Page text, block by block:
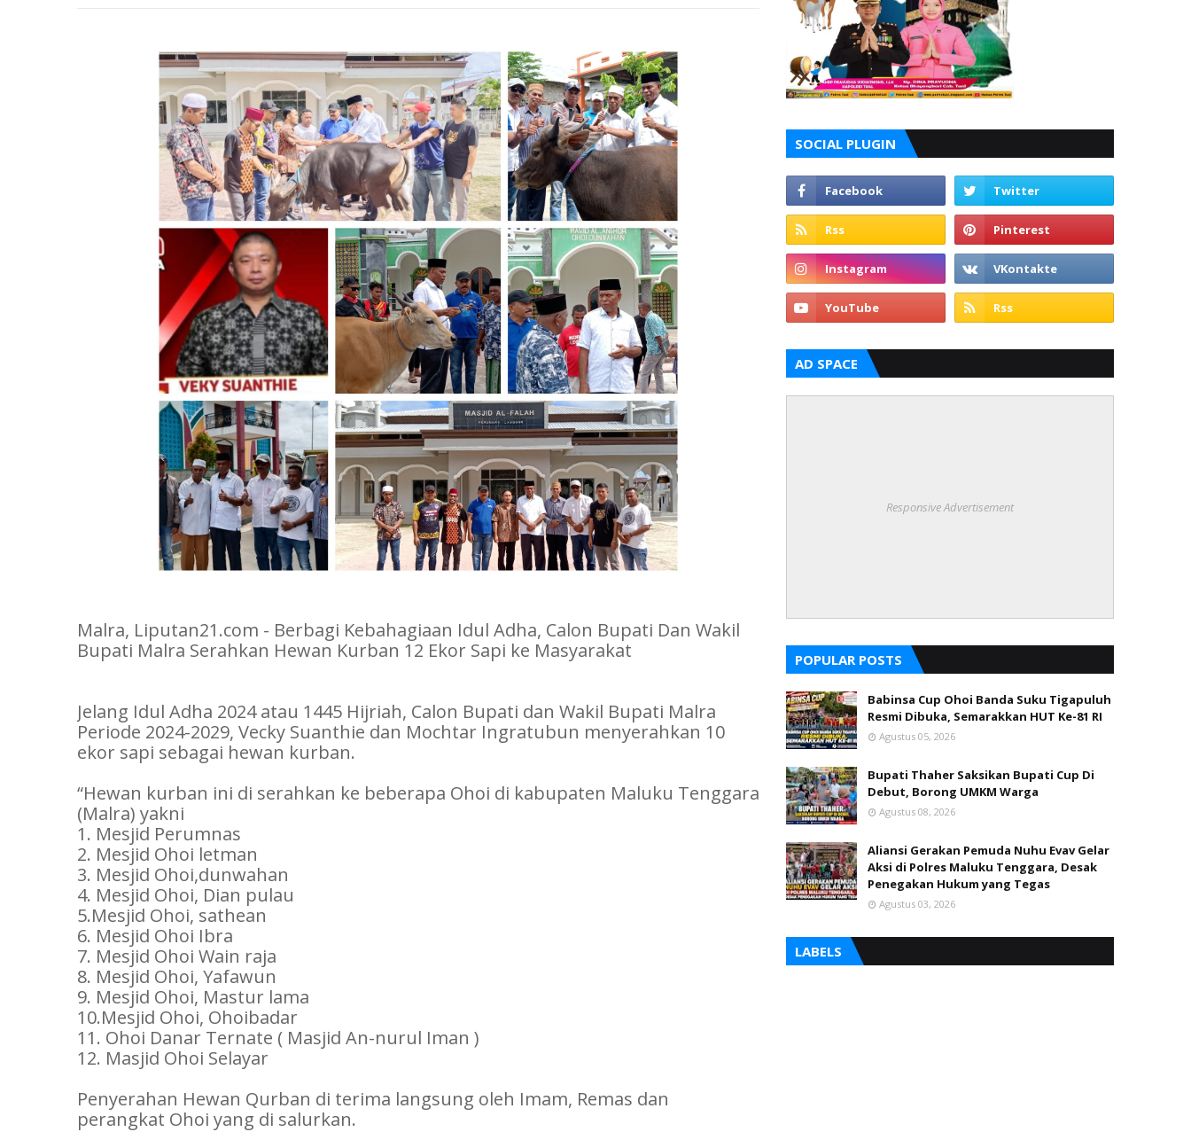
Malra, Liputan21.com - Berbagi Kebahagiaan Idul Adha, Calon Bupati Dan Wakil
Bupati Malra Serahkan Hewan Kurban 12 Ekor Sapi ke Masyarakat
Jelang Idul Adha 2024 atau 1445 Hijriah, Calon Bupati dan Wakil Bupati Malra
Periode 2024-2029, Vecky Suanthie dan Mochtar Ingratubun menyerahkan 10
ekor sapi sebagai hewan kurban.
“Hewan kurban ini di serahkan ke beberapa Ohoi di kabupaten Maluku Tenggara
(Malra) yakni
1. Mesjid Perumnas
2. Mesjid Ohoi letman
3. Mesjid Ohoi,dunwahan
4. Mesjid Ohoi, Dian pulau
5.Mesjid Ohoi, sathean
6. Mesjid Ohoi Ibra
7. Mesjid Ohoi Wain raja
8. Mesjid Ohoi, Yafawun
9. Mesjid Ohoi, Mastur lama
10.Mesjid Ohoi, Ohoibadar
11. Ohoi Danar Ternate ( Masjid An-nurul Iman )
12. Masjid Ohoi Selayar
Penyerahan Hewan Qurban di terima langsung oleh Imam, Remas dan
perangkat Ohoi yang di salurkan.
SOCIAL PLUGIN
AD SPACE
Responsive Advertisement
POPULAR POSTS
Babinsa Cup Ohoi Banda Suku Tigapuluh
Resmi Dibuka, Semarakkan HUT Ke-81 RI
Agustus 05, 2026
Bupati Thaher Saksikan Bupati Cup Di
Debut, Borong UMKM Warga
Agustus 08, 2026
Aliansi Gerakan Pemuda Nuhu Evav Gelar
Aksi di Polres Maluku Tenggara, Desak
Penegakan Hukum yang Tegas
Agustus 03, 2026
LABELS